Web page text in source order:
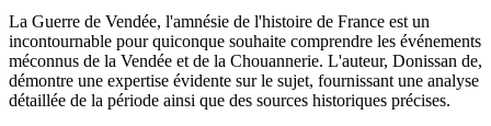
La Guerre de Vendée, l'amnésie de l'histoire de France est un
incontournable pour quiconque souhaite comprendre les événements
méconnus de la Vendée et de la Chouannerie. L'auteur, Donissan de,
démontre une expertise évidente sur le sujet, fournissant une analyse
détaillée de la période ainsi que des sources historiques précises.